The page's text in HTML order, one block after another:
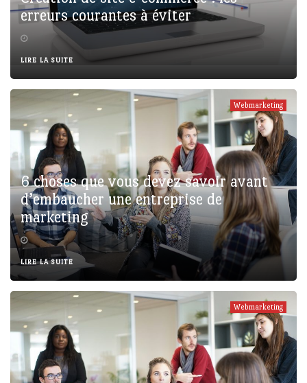
erreurs courantes à éviter
LIRE LA SUITE
Webmarketing
6 choses que vous devez savoir avant
d’embaucher une entreprise de
marketing
LIRE LA SUITE
Webmarketing